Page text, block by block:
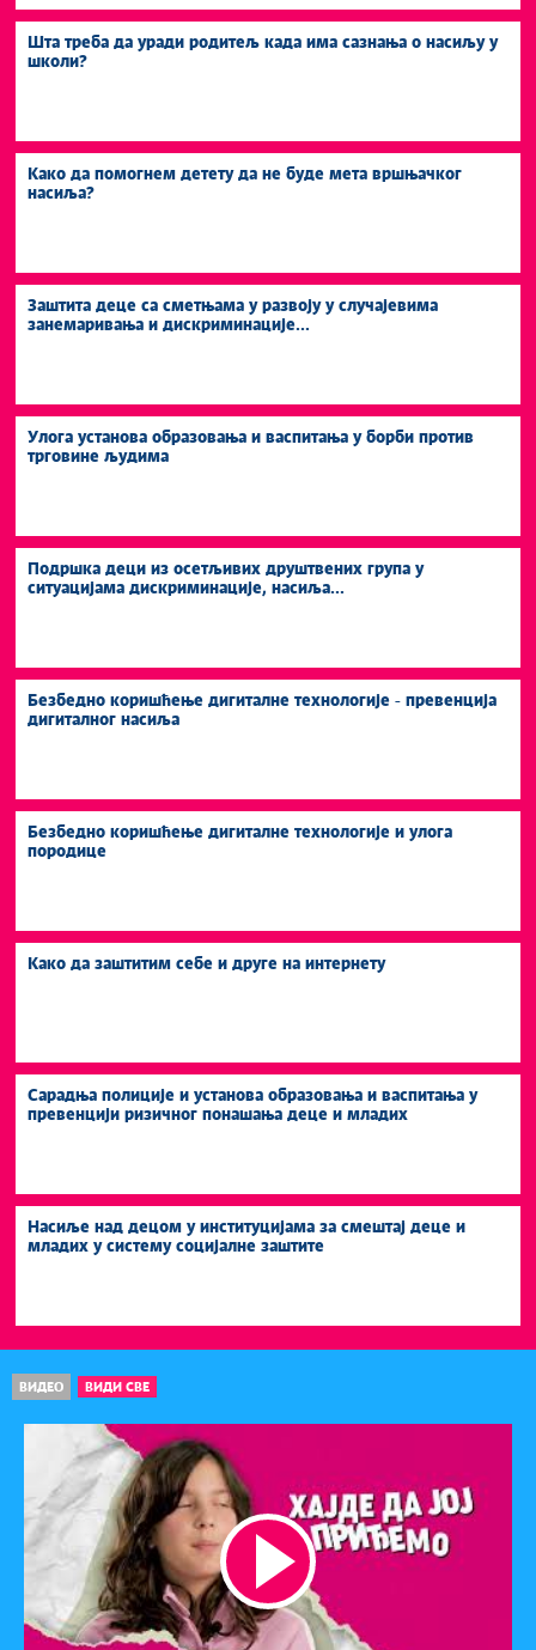
Шта треба да уради родитељ када има сазнања о насиљу у
школи?
Како да помогнем детету да не буде мета вршњачког
насиља?
Заштита деце са сметњама у развоју у случајевима
занемаривања и дискриминације...
Улога установа образовања и васпитања у борби против
трговине људима
Подршка деци из осетљивих друштвених група у
ситуацијама дискриминације, насиља...
Безбедно коришћење дигиталне технологије - превенција
дигиталног насиља
Безбедно коришћење дигиталне технологије и улога
породице
Како да заштитим себе и друге на интернету
Сарадња полиције и установа образовања и васпитања у
превенцији ризичног понашања деце и младих
Насиље над децом у институцијама за смештај деце и
младих у систему социјалне заштите
ВИДЕО ВИДИ СВЕ